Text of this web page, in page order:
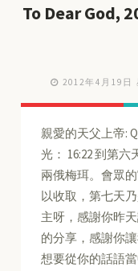
To Dear God,
2012年4月19日
親愛的天父上帝:
光： 16:22 到第
兩俄梅珥。會眾
以收取，第七天
主呀，感謝你昨
的分享，感謝你
想要從你的話語